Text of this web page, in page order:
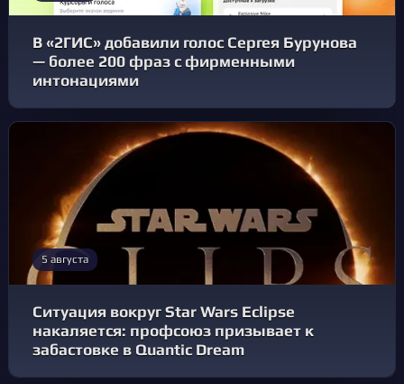
В «2ГИС» добавили голос Сергея Бурунова
— более 200 фраз с фирменными
интонациями
5 августа
Ситуация вокруг Star Wars Eclipse
накаляется: профсоюз призывает к
забастовке в Quantic Dream